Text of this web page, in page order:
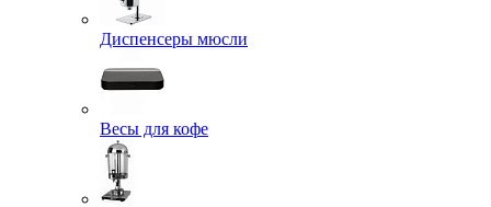
Диспенсеры мюсли
Весы для кофе